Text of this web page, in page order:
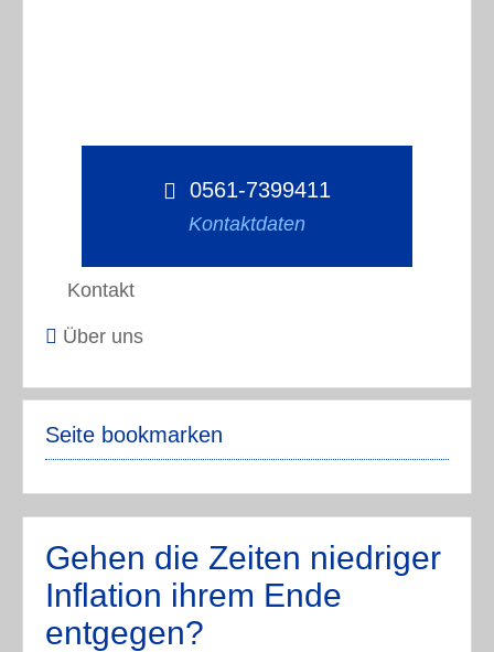
0561-7399411
Kontaktdaten
Kontakt
Über uns
Seite bookmarken
Gehen die Zeiten niedriger
Inflation ihrem Ende
entgegen?